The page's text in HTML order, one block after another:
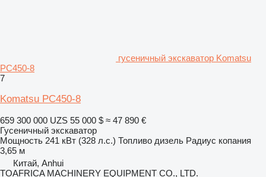
гусеничный экскаватор Komatsu
PC450-8
7
Komatsu PC450-8
659 300 000 UZS 55 000 $ ≈ 47 890 €
Гусеничный экскаватор
Мощность 241 кВт (328 л.с.) Топливо дизель Радиус копания
3,65 м
Китай, Anhui
TOAFRICA MACHINERY EQUIPMENT CO., LTD.